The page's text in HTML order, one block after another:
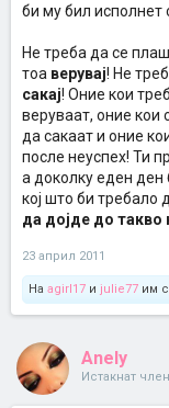
би му бил исполнет
Не треба да се
тоа верувај! Не
сакај! Оние кои
веруваат, оние кои
да сакаат и оние
после неуспех! Ти
а доколку еден ден
кој што би требало
да дојде до такво
23 април 2011
На agirl17 и julie77 им
Anely
Истакнат член